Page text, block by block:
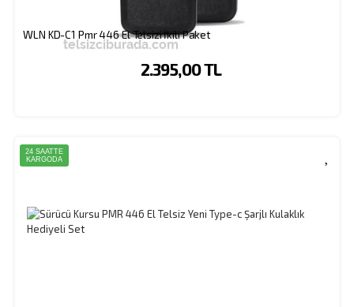
WLN KD-C1 Pmr 446 El Telsizi İkili Paket
2.395,00 TL
24 SAATTE
KARGODA